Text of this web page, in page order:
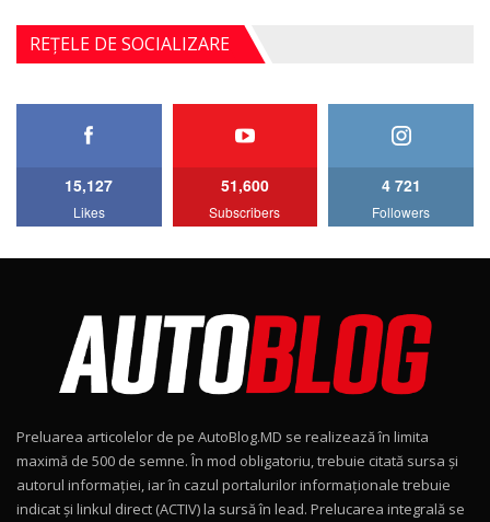
5
Noul Mercedes-Benz S-Class facelift (S 580
4MATIC V223) / Test Drive AutoBlog.MD
27:33
AutoBlog.MD
15:08
Noul Geely EX2 / Test Drive AutoBlog.MD
15:22
Mercedes-AMG E 53 HYBRID 4MATIC+ / Test
Drive AutoBlog.MD
16:27
REȚELE DE SOCIALIZARE
15,127
Likes
51,600
Subscribers
4 721
Followers
Preluarea articolelor de pe AutoBlog.MD se realizează în limita
maximă de 500 de semne. În mod obligatoriu, trebuie citată sursa și
autorul informației, iar în cazul portalurilor informaționale trebuie
indicat și linkul direct (ACTIV) la sursă în lead. Prelucarea integrală se